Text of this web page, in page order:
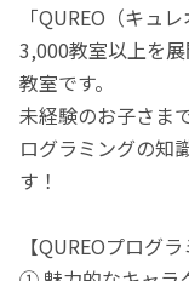
「QUREO（キュ
3,000教室以上を
教室です。
未経験のお子さま
ログラミングの知
す！
【QUREOプログ